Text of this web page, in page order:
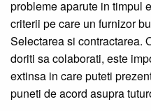
probleme aparute in timpul
criterii pe care un furnizor
Selectarea si contractarea.
doriti sa colaborati, este
extinsa in care puteti
puneti de acord asupra